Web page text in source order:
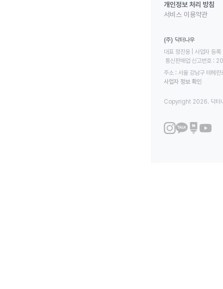
개인정보 처리 방침
서비스 이용약관
(주) 닥터나우
대표 정진웅 | 사업자
통신판매업 신고번호
주소 : 서울 강남구 테헤
사업자 정보 확인
Copyright 2026. 닥터